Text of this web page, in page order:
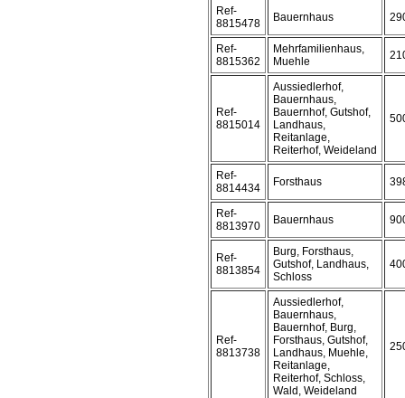
Ref-
8815478
Bauernhaus
Ref-
8815362
Mehrfamilienhaus,
Muehle
Ref-
8815014
Aussiedlerhof,
Bauernhaus,
Bauernhof, Gutshof,
Landhaus,
Reitanlage,
Reiterhof, Weideland
Ref-
8814434
Forsthaus
Ref-
8813970
Bauernhaus
Ref-
8813854
Burg, Forsthaus,
Gutshof, Landhaus,
Schloss
Ref-
8813738
Aussiedlerhof,
Bauernhaus,
Bauernhof, Burg,
Forsthaus, Gutshof,
Landhaus, Muehle,
Reitanlage,
Reiterhof, Schloss,
Wald, Weideland